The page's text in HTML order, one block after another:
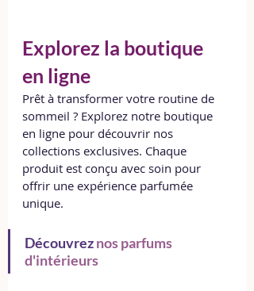
Explorez la boutique
en ligne
Prêt à transformer votre routine de
sommeil ? Explorez notre boutique
en ligne pour découvrir nos
collections exclusives. Chaque
produit est conçu avec soin pour
offrir une expérience parfumée
unique.
Découvrez nos parfums
d'intérieurs